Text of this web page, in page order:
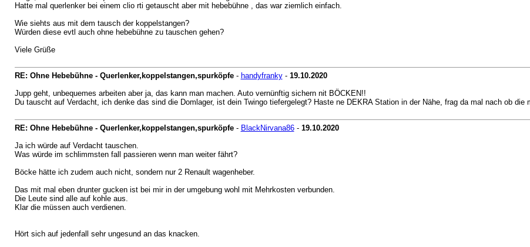
Hatte mal querlenker bei einem clio rti getauscht aber mit hebebühne , das war ziemlich einfach.
Wie siehts aus mit dem tausch der koppelstangen?
Würden diese evtl auch ohne hebebühne zu tauschen gehen?
Viele Grüße
RE: Ohne Hebebühne - Querlenker,koppelstangen,spurköpfe- handyfranky- 19.10.2020
Jupp geht, unbequemes arbeiten aber ja, das kann man machen. Auto vernünftig sichern nit BÖCKEN!!
Du tauscht auf Verdacht, ich denke das sind die Domlager, ist dein Twingo tiefergelegt? Haste ne DEKRA Station in der Nähe, frag da mal nach ob
RE: Ohne Hebebühne - Querlenker,koppelstangen,spurköpfe- BlackNirvana86- 19.10.2020
Ja ich würde auf Verdacht tauschen.
Was würde im schlimmsten fall passieren wenn man weiter fährt?
Böcke hätte ich zudem auch nicht, sondern nur 2 Renault wagenheber.
Das mit mal eben drunter gucken ist bei mir in der umgebung wohl mit Mehrkosten verbunden.
Die Leute sind alle auf kohle aus.
Klar die müssen auch verdienen.
Hört sich auf jedenfall sehr ungesund an das knacken.